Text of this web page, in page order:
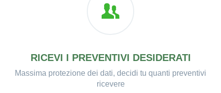
RICEVI I PREVENTIVI DESIDERATI
Massima protezione dei dati, decidi tu quanti preventivi
ricevere